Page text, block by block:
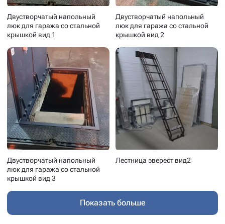
Двустворчатый напольный
люк для гаража со стальной
крышкой вид 1
Двустворчатый напольный
люк для гаража со стальной
крышкой вид 2
Двустворчатый напольный
люк для гаража со стальной
крышкой вид 3
Лестница эверест вид2
Показать больше